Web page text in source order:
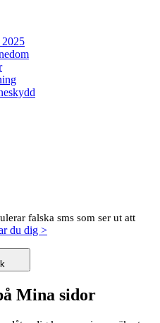
2025
falska sms som ser ut att
du dig >
Mina sidor